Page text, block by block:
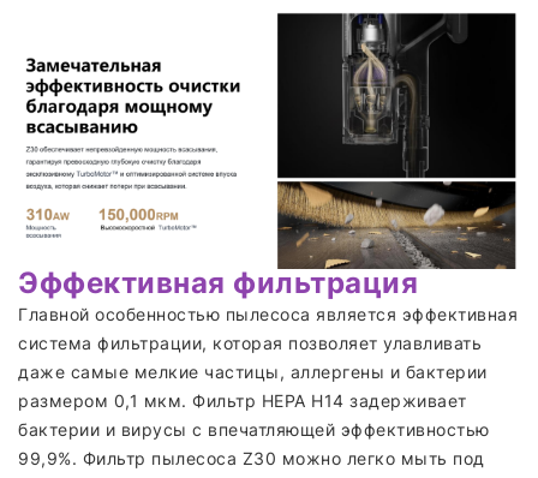
Эффективная фильтрация
Главной особенностью пылесоса является эффективная
система фильтрации, которая позволяет улавливать
даже самые мелкие частицы, аллергены и бактерии
размером 0,1 мкм. Фильтр HEPA H14 задерживает
бактерии и вирусы с впечатляющей эффективностью
99,9%. Фильтр пылесоса Z30 можно легко мыть под